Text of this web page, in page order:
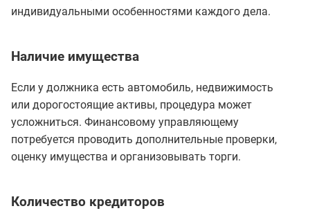
индивидуальными особенностями каждого дела.
Наличие имущества
Если у должника есть автомобиль, недвижимость
или дорогостоящие активы, процедура может
усложниться. Финансовому управляющему
потребуется проводить дополнительные проверки,
оценку имущества и организовывать торги.
Количество кредиторов